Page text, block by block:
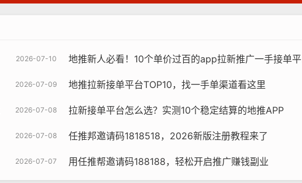
2026-07-10 地推新人必看！10个单价过百的app拉新推广一手接单平台项目
2026-07-09 地推拉新接单平台TOP10，找一手单渠道看这里
2026-07-08 拉新接单平台怎么选？实测10个稳定结算的地推APP
2026-07-08 任推邦邀请码1818518，2026新版注册教程来了
2026-07-07 用任推帮邀请码188188，轻松开启推广赚钱副业